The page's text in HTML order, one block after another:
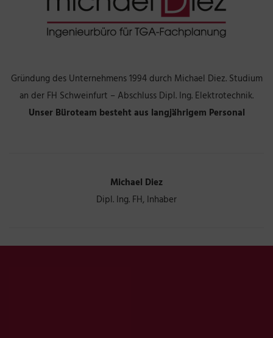
Gründung des Unternehmens 1994 durch Michael Diez. Studium
an der FH Schweinfurt – Abschluss Dipl. Ing. Elektrotechnik.
Unser Büroteam besteht aus langjährigem Personal
Michael Diez
Dipl. Ing. FH, Inhaber